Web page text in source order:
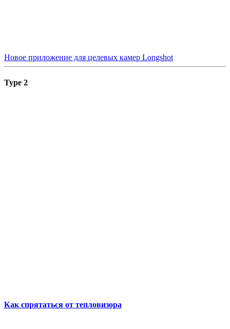
Новое приложение для целевых камер Longshot
Type 2
Как спрятаться от тепловизора